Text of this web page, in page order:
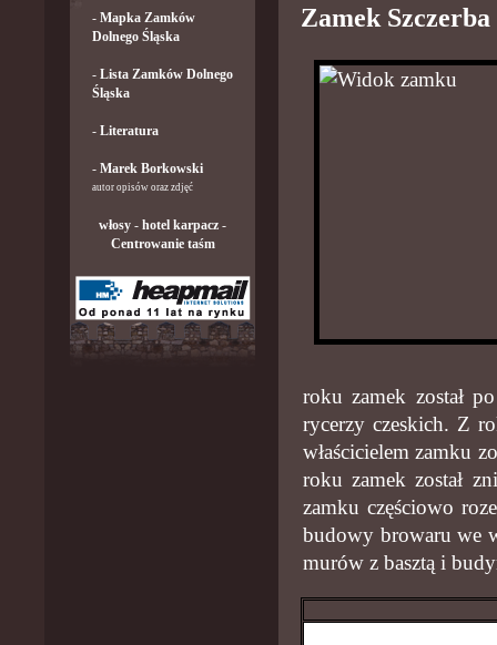
- Mapka Zamków
Dolnego Śląska
- Lista Zamków Dolnego
Śląska
- Literatura
- Marek Borkowski
autor opisów oraz zdjęć
włosy - hotel karpacz -
Centrowanie taśm
Zamek Szczerba
roku zamek został
rycerzy czeskich. Z
właścicielem zamku
roku zamek został
zamku częściowo
budowy browaru we
murów z basztą i